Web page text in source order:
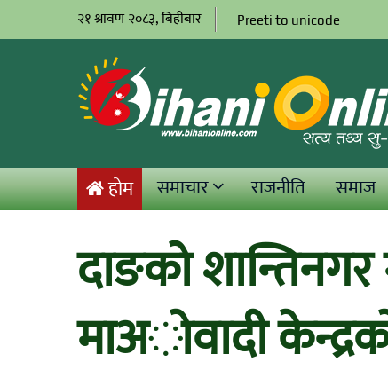
२१ श्रावण २०८३, बिहीबार Preeti to unicode
होम समाचार राजनीति समाज
दाङको
माअोवादी